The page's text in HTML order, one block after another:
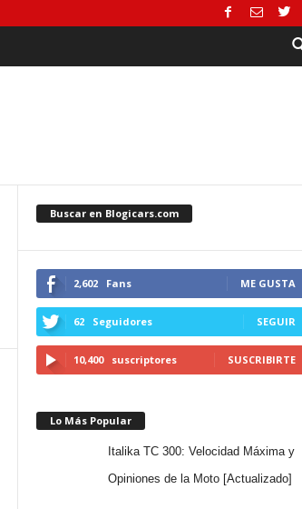
Buscar en Blogicars.com
2,602 Fans ME GUSTA
62 Seguidores SEGUIR
10,400 suscriptores SUSCRIBIRTE
Lo Más Popular
Italika TC 300: Velocidad Máxima y
Opiniones de la Moto [Actualizado]